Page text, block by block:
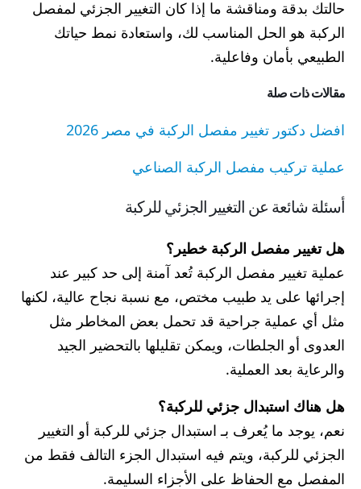
حالتك بدقة ومناقشة ما إذا كان التغيير الجزئي لمفصل
الركبة هو الحل المناسب لك، واستعادة نمط حياتك
الطبيعي بأمان وفاعلية.
مقالات ذات صلة
افضل دكتور تغيير مفصل الركبة في مصر 2026
عملية تركيب مفصل الركبة الصناعي
أسئلة شائعة عن التغيير الجزئي للركبة
هل تغيير مفصل الركبة خطير؟
عملية تغيير مفصل الركبة تُعد آمنة إلى حد كبير عند
إجرائها على يد طبيب مختص، مع نسبة نجاح عالية، لكنها
مثل أي عملية جراحية قد تحمل بعض المخاطر مثل
العدوى أو الجلطات، ويمكن تقليلها بالتحضير الجيد
والرعاية بعد العملية.
هل هناك استبدال جزئي للركبة؟
نعم، يوجد ما يُعرف بـ استبدال جزئي للركبة أو التغيير
الجزئي للركبة، ويتم فيه استبدال الجزء التالف فقط من
المفصل مع الحفاظ على الأجزاء السليمة.